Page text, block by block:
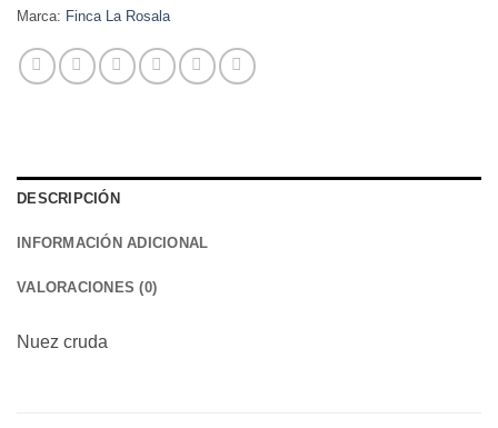
Marca: Finca La Rosala
DESCRIPCIÓN
INFORMACIÓN ADICIONAL
VALORACIONES (0)
Nuez cruda